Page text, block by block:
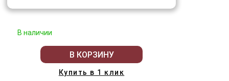
В наличии
В КОРЗИНУ
Купить в 1 клик